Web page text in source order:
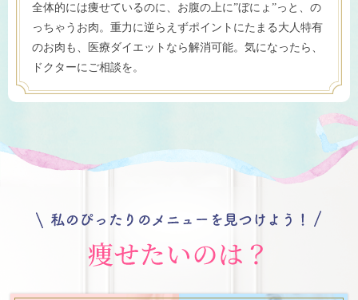
全体的には痩せているのに、お腹の上に”ぼにょ”っと、の
っちゃうお肉。重力に逆らえずポイントにたまる大人特有
のお肉も、医療ダイエットなら解消可能。気になったら、
ドクターにご相談を。